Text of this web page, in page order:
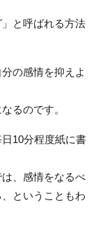
と呼ばれる方法
の感情を抑えよ
るのです。
10分程度紙に書
、感情をなるべ
ということもわ